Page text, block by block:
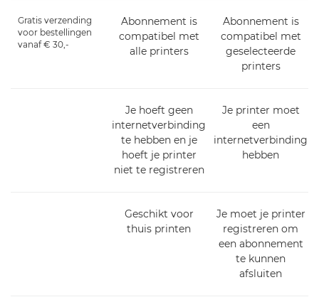
Gratis verzending
voor bestellingen
vanaf € 30,-
Abonnement is
compatibel met
alle printers
Abonnement is
compatibel met
geselecteerde
printers
Je hoeft geen
internetverbinding
te hebben en je
hoeft je printer
niet te registreren
Je printer moet
een
internetverbinding
hebben
Geschikt voor
thuis printen
Je moet je printer
registreren om
een abonnement
te kunnen
afsluiten